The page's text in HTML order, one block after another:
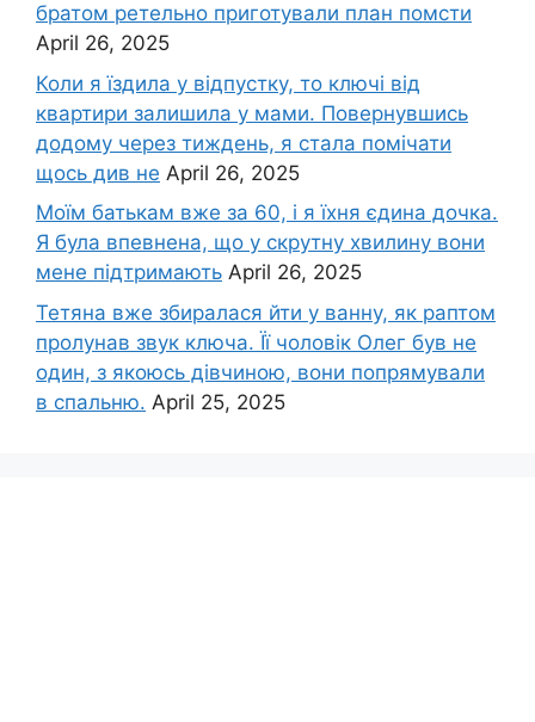
братом ретельно приготували план помсти
April 26, 2025
Коли я їздила у відпустку, то ключі від
квартири залишила у мами. Повернувшись
додому через тиждень, я стала помічати
щось див не April 26, 2025
Моїм батькам вже за 60, і я їхня єдина дочка.
Я була впевнена, що у скрутну хвилину вони
мене підтримають April 26, 2025
Тетяна вже збиралася йти у ванну, як раптом
пролунав звук ключа. Її чоловік Олег був не
один, з якоюсь дівчиною, вони попрямували
в спальню. April 25, 2025